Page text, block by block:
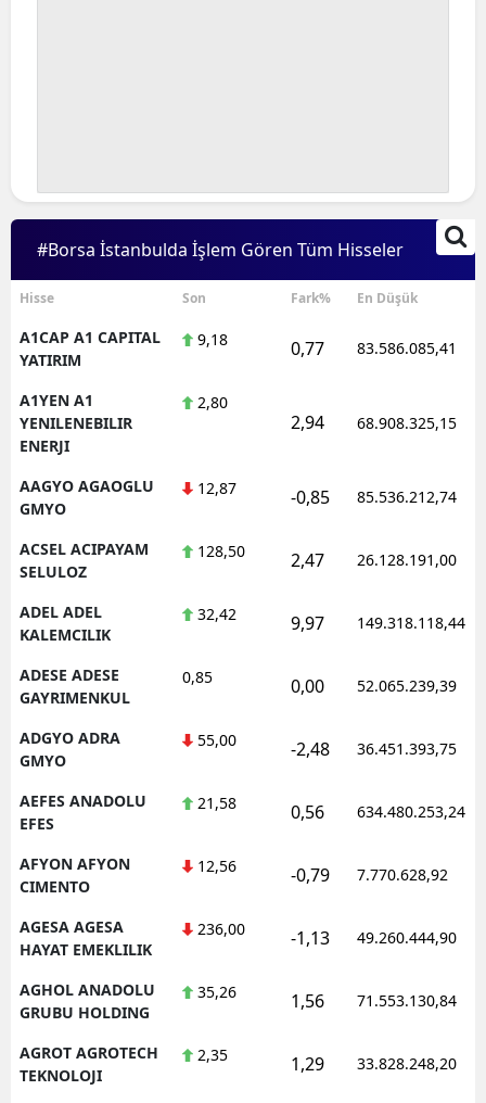
#Borsa İstanbulda İşlem Gören Tüm Hisseler
Hisse Son Fark% En Düşük
A1CAP A1 CAPITAL
YATIRIM
9,18 0,77 83.586.085,41
A1YEN A1
YENILENEBILIR
ENERJI
2,80
2,94 68.908.325,15
AAGYO AGAOGLU
GMYO
12,87 -0,85 85.536.212,74
ACSEL ACIPAYAM
SELULOZ
128,50 2,47 26.128.191,00
ADEL ADEL
KALEMCILIK
32,42 9,97 149.318.118,44
ADESE ADESE
GAYRIMENKUL
0,85 0,00 52.065.239,39
ADGYO ADRA
GMYO
55,00 -2,48 36.451.393,75
AEFES ANADOLU
EFES
21,58 0,56 634.480.253,24
AFYON AFYON
CIMENTO
12,56 -0,79 7.770.628,92
AGESA AGESA
HAYAT EMEKLILIK
236,00 -1,13 49.260.444,90
AGHOL ANADOLU
GRUBU HOLDING
35,26 1,56 71.553.130,84
AGROT AGROTECH
TEKNOLOJI
2,35 1,29 33.828.248,20